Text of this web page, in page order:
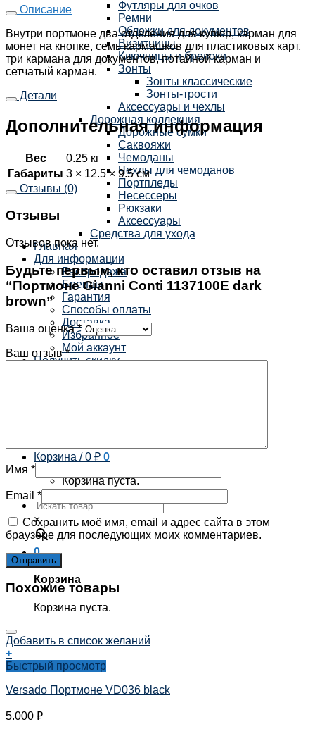
Футляры для очков
Ремни
Обложки для документов
Визитницы
Ключницы и брелоки
Зонты
Зонты классические
Зонты-трости
Аксессуары и чехлы
Дорожная коллекция
Дорожные сумки
Саквояжи
Чемоданы
Чехлы для чемоданов
Портпледы
Несессеры
Рюкзаки
Аксессуары
Средства для ухода
Главная
Для информации
Распродажа
Бренды
Гарантия
Способы оплаты
Доставка
Избранное
Мой аккаунт
Получить скидку
Корзина /0 ₽ 0
Корзина пуста.
×
0
Корзина
Корзина пуста.
Описание
Внутри портмоне два отделения для купюр, карман для
монет на кнопке, семь кармашков для пластиковых карт,
три кармана для документов, потайной карман и
сетчатый карман.
Детали
Дополнительная информация
Вес
0.25 кг
Габариты 3 × 12.5 × 9.5 см
Отзывы (0)
Отзывы
Отзывов пока нет.
Будьте первым, кто оставил отзыв на
“Портмоне Gianni Conti 1137100E dark
brown”
Ваша оценка*
Ваш отзыв*
Имя *
Email *
Сохранить моё имя, email и адрес сайта в этом
браузере для последующих моих комментариев.
Похожие товары
Добавить в список желаний
+
Быстрый просмотр
Versado Портмоне VD036 black
5.000 ₽